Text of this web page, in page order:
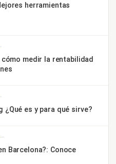
herramientas
cómo medir la rentabilidad
¿Qué es y para qué sirve?
—
Barcelona?: Conoce